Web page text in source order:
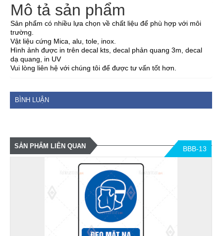
Mô tả sản phẩm
Sản phẩm có nhiều lựa chọn về chất liệu để phù hợp với môi
trường.
Vật liệu cứng Mica, alu, tole, inox.
Hình ảnh được in trên decal kts, decal phản quang 3m, decal
dạ quang, in UV
Vui lòng liên hệ với chúng tôi để được tư vấn tốt hơn.
BÌNH LUẬN
SẢN PHẨM LIÊN QUAN BBB-13